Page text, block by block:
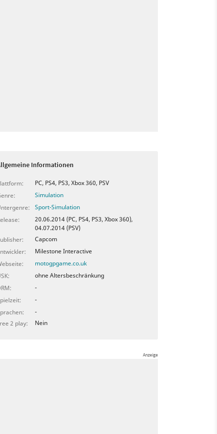
Informationen
PC, PS4, PS3, Xbox 360, PSV
Simulation
Sport-Simulation
20.06.2014 (PC, PS4, PS3, Xbox 360),
04.07.2014 (PSV)
Capcom
Milestone Interactive
motogpgame.co.uk
ohne Altersbeschränkung
-
-
-
2 play:
Nein